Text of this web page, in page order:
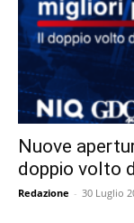
Nuove
doppio volto
Redazione - 30 Luglio